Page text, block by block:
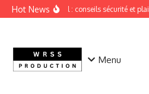
Aller au contenu
Hot News
Sextoy vaginal : conseils sécurité et plaisir
Menu